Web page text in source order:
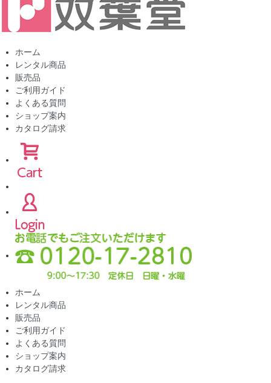
ホーム
レンタル商品
販売品
ご利用ガイド
よくある質問
ショップ案内
カタログ請求
ホーム
レンタル商品
販売品
ご利用ガイド
よくある質問
ショップ案内
カタログ請求